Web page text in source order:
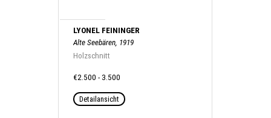
LYONEL FEININGER
Alte Seebären, 1919
Holzschnitt
€2.500 - 3.500
Detailansicht